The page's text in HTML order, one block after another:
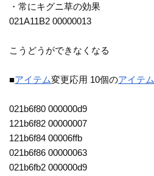
・常にキグニ草の効果
021A11B2 00000013
こうどうができなくなる
■アイテム変更応用 10個のアイテム
021b6f80 000000d9
121b6f82 00000007
121b6f84 00006ffb
021b6f86 00000063
021b6fb2 000000d9